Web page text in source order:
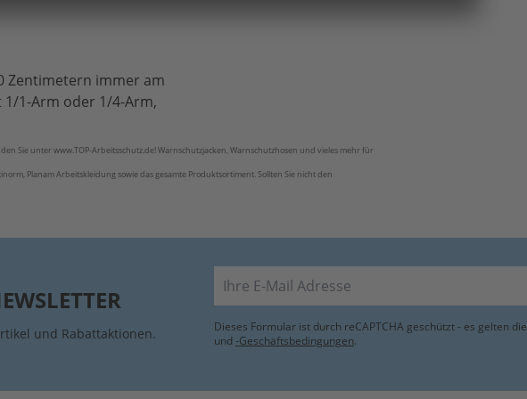
Zentimetern immer am
1/1-Arm oder 1/4-Arm,
unter www.TOP-Arbeitsschutz.de! Warnschutzjacken, Warnschutzhosen und vieles mehr für
Planam Arbeitskleidung sowie das gesamte Produktsortiment. Sollten Sie nicht den
und Rabattaktionen.
E-Mail
Dieses Formular ist durch reCAPTCHA geschützt - es gelten die
und -Geschäftsbedingungen.